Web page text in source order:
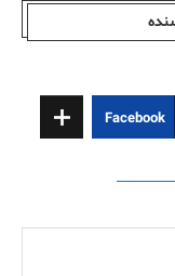
Facebook